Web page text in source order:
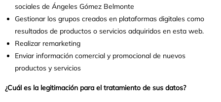
sociales de Ángeles Gómez Belmonte
Gestionar los grupos creados en plataformas digitales como
resultados de productos o servicios adquiridos en esta web.
Realizar remarketing
Enviar información comercial y promocional de nuevos
productos y servicios
¿Cuál es la legitimación para el tratamiento de sus datos?